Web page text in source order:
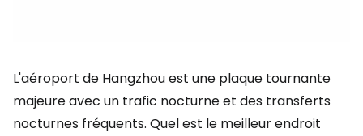
L'aéroport de Hangzhou est une plaque tournante
majeure avec un trafic nocturne et des transferts
nocturnes fréquents. Quel est le meilleur endroit